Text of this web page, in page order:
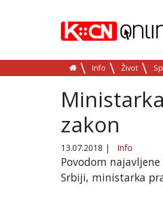
Info Život
zakon
13.07.2018 | Info
Povodom
Srbiji, ministarka